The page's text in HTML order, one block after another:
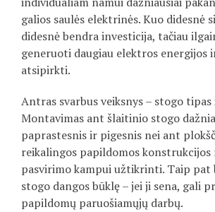
galios saulės elektrinės. Kuo didesnė
didesnė bendra investicija, tačiau
generuoti daugiau elektros energijos
atsipirkti.
Antras svarbus veiksnys – stogo
Montavimas ant šlaitinio stogo
paprastesnis ir pigesnis nei ant
reikalingos papildomos konstrukcijos
pasvirimo kampui užtikrinti. Taip
stogo dangos būklę – jei ji sena, gali
papildomų paruošiamųjų darbų.